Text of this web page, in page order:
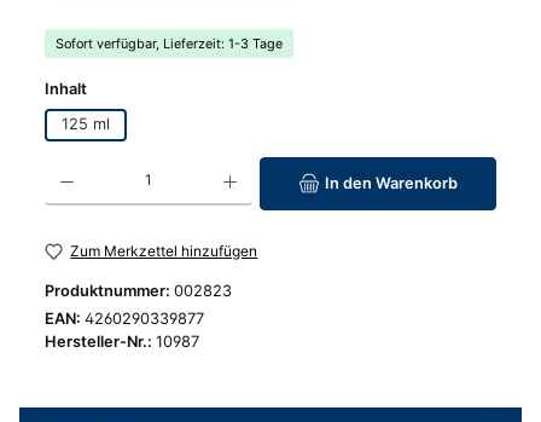
Sofort verfügbar, Lieferzeit: 1-3 Tage
Inhaltauswählen
125 ml
Produkt Anzahl: Gib den gewünschten Wert ein oder benutze die
In den Warenkorb
Zum Merkzettel hinzufügen
Produktnummer: 002823
EAN: 4260290339877
Hersteller-Nr.: 10987